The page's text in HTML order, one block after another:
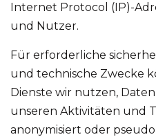
Internet Protocol (IP)-
und Nutzer.
Für erforderliche
und technische Zwecke
Dienste wir nutzen,
unseren Aktivitäten und
anonymisiert oder